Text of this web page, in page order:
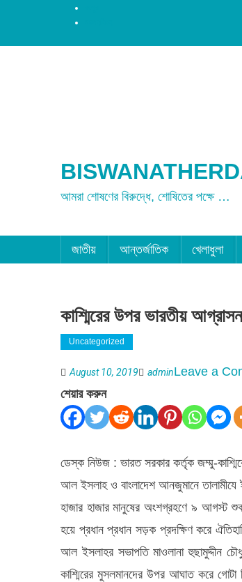
আমরা শোষণের বিরুদ্ধে, শোষিতের পক্ষে …
জাতীয় আন্তর্জাতিক খেলাধুলা
কাশ্মিরের উপর ভারতীয়
Uncategorized
August 10, 2019 adminLeave a
শেয়ার করুন
ডেস্ক নিউজ : ভারত সরকার কর্তৃক জম্মু-
আল ইসলাহ ও বাংলাদেশ আনজুমানে তালামীযে
হাজার হাজার মানুষের অংশগ্রহণে ৯ আগস্ট
হয়ে প্রধান প্রধান সড়ক প্রদক্ষিণ করে
আল ইসলাহর সভাপতি মাওলানা হুছামুদ্দীন
কাশ্মিরের মুসলমানদের উপর আঘাত করে